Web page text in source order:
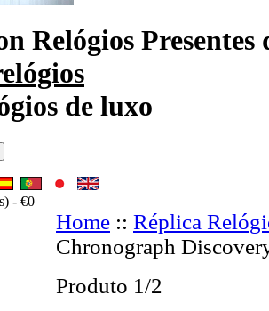
Relógios Presentes
de luxo
- €0
Home :: Réplica
Chronograph
Produto 1/2